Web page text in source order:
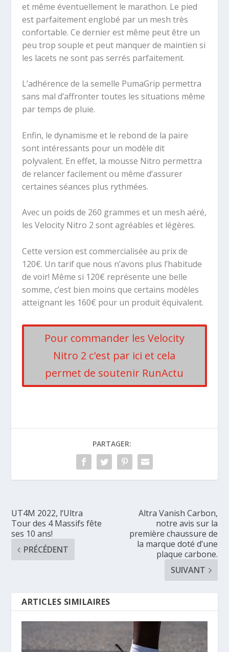
et même éventuellement le marathon. Le pied
est parfaitement englobé par un mesh très
confortable. Ce dernier est même peut être un
peu trop souple et peut manquer de maintien si
les lacets ne sont pas serrés parfaitement.
L’adhérence de la semelle PumaGrip permettra
sans mal d’affronter toutes les situations même
par temps de pluie.
Enfin, le dynamisme et le rebond de la paire
sont intéressants pour un modèle dit
polyvalent. En effet, la mousse Nitro permettra
de relancer facilement ou même d’assurer
certaines séances plus rythmées.
Avec un poids de 260 grammes et un mesh aéré,
les Velocity Nitro 2 sont agréables et légères.
Cette version est commercialisée au prix de
120€. Un tarif que nous n’avons plus l’habitude
de voir! Même si 120€ représente une belle
somme, c’est bien moins que certains modèles
atteignant les 160€ pour un produit équivalent.
Pour commander les Velocity
Nitro 2 c'est par ici et cela
permet de soutenir RunActu
PARTAGER:
UT4M 2022, l’Ultra
Tour des 4 Massifs fête
ses 10 ans!
PRÉCÉDENT
Altra Vanish Carbon,
notre avis sur la
première chaussure de
la marque doté d’une
plaque carbone.
SUIVANT
ARTICLES SIMILAIRES